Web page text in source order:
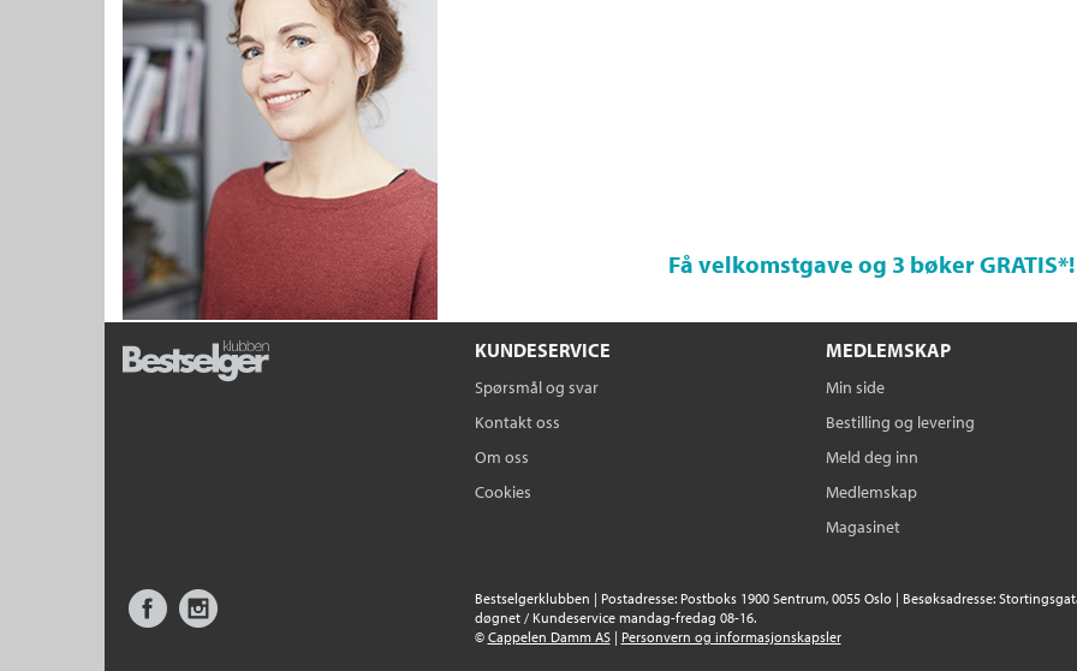
Få velkomstgave og 3 bøker GRATIS*!
KUNDESERVICE
Spørsmål og svar
Kontakt oss
Om oss
Cookies
MEDLEMSKAP
Min side
Bestilling og levering
Meld deg inn
Medlemskap
Magasinet
Bestselgerklubben | Postadresse: Postboks 1900 Sentrum, 0055 Oslo | Besøksadresse:
døgnet / Kundeservice mandag-fredag 08-16.
© Cappelen Damm AS| Personvern og informasjonskapsler
Facebook